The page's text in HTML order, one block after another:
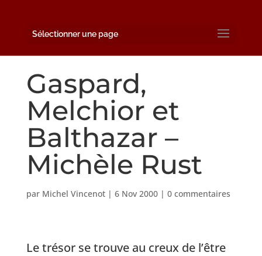
Sélectionner une page
Gaspard,
Melchior et
Balthazar –
Michèle Rust
par Michel Vincenot| 6 Nov 2000| 0 commentaires
Le trésor se trouve au creux de l’être